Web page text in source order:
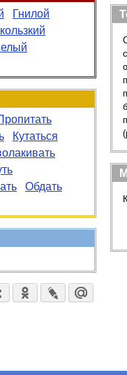
Гнилой
Кутаться
Обдать